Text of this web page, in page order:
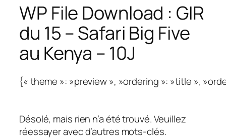
WP File Download : GIR
du 15 – Safari Big Five
au Kenya – 10J
{« theme »: »preview », »ordering »: »title »,
Désolé, mais rien n’a été trouvé. Veuillez
réessayer avec d’autres mots-clés.